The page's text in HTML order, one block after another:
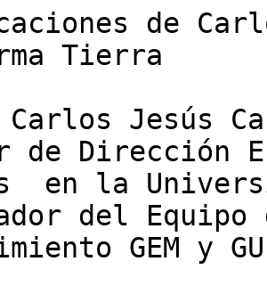
de
Tierra
Carlos Jesús
de Dirección
en la
del
GEM y